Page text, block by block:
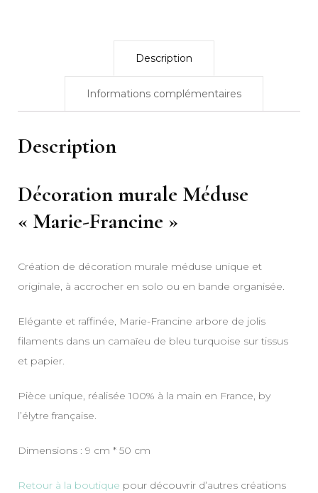
Description
Informations complémentaires
Description
Décoration murale Méduse
« Marie-Francine »
Création de décoration murale méduse unique et
originale, à accrocher en solo ou en bande organisée.
Elégante et raffinée, Marie-Francine arbore de jolis
filaments dans un camaïeu de bleu turquoise sur tissus
et papier.
Pièce unique, réalisée 100% à la main en France, by
l’élytre française.
Dimensions : 9 cm * 50 cm
Retour à la boutique pour découvrir d’autres créations